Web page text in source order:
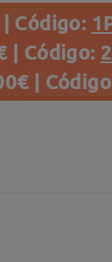
Código:
| Código:
|